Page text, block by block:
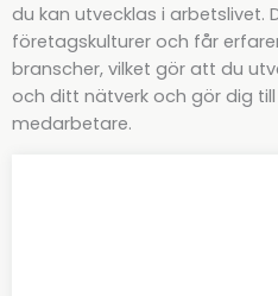
du kan utvecklas i arbetslivet.
företagskulturer och får
branscher, vilket gör att du
och ditt nätverk och gör dig
medarbetare.